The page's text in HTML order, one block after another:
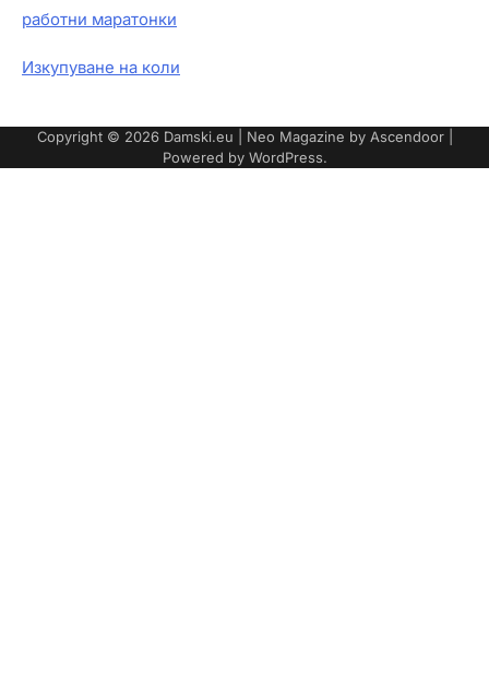
работни маратонки
Изкупуване на коли
Copyright © 2026 Damski.eu | Neo Magazine by Ascendoor|
Powered by WordPress.